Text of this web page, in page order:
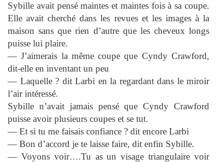
Sybille avait pensé maintes et maintes fois à sa coupe.
Elle avait cherché dans les revues et les images à la
maison sans que rien d’autre que les cheveux longs
puisse lui plaire.
— J’aimerais la même coupe que Cyndy Crawford,
dit-elle en inventant un peu
— Laquelle ? dit Larbi en la regardant dans le miroir
l’air intéressé.
Sybille n’avait jamais pensé que Cyndy Crawford
puisse avoir plusieurs coupes et se tut.
— Et si tu me faisais confiance ? dit encore Larbi
— Bon d’accord je te laisse faire, dit enfin Sybille.
— Voyons voir….Tu as un visage triangulaire voir